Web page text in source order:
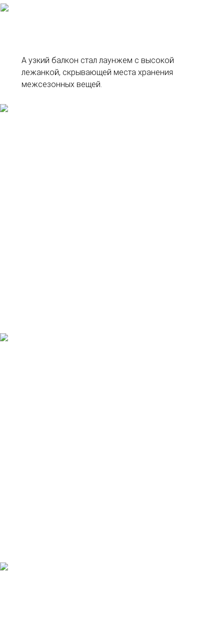
А узкий балкон стал лаунжем с высокой
лежанкой, скрывающей места хранения
межсезонных вещей.